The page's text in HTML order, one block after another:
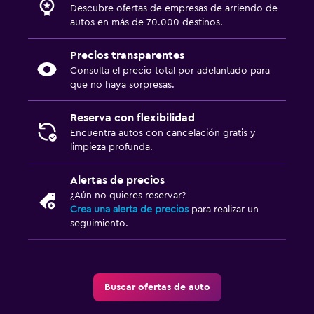
Descubre ofertas de empresas de arriendo de
autos en más de 70.000 destinos.
Precios transparentes
Consulta el precio total por adelantado para
que no haya sorpresas.
Reserva con flexibilidad
Encuentra autos con cancelación gratis y
limpieza profunda.
Alertas de precios
¿Aún no quieres reservar?
Crea una alerta de precios para realizar un
seguimiento.
Buscar ofertas de auto